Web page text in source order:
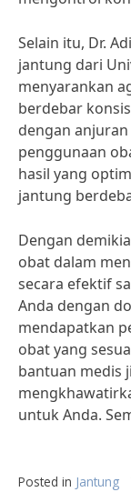
Selain itu, Dr.
jantung dari
menyarankan
berdebar
dengan
penggunaan
hasil yang
jantung
Dengan
obat dalam
secara efektif
Anda dengan
mendapatkan
obat yang
bantuan medis
untuk Anda.
Posted in Jantung